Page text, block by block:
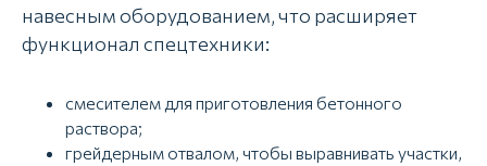
навесным оборудованием, что расширяет
функционал спецтехники:
смесителем для приготовления бетонного
раствора;
грейдерным отвалом, чтобы выравнивать участки,